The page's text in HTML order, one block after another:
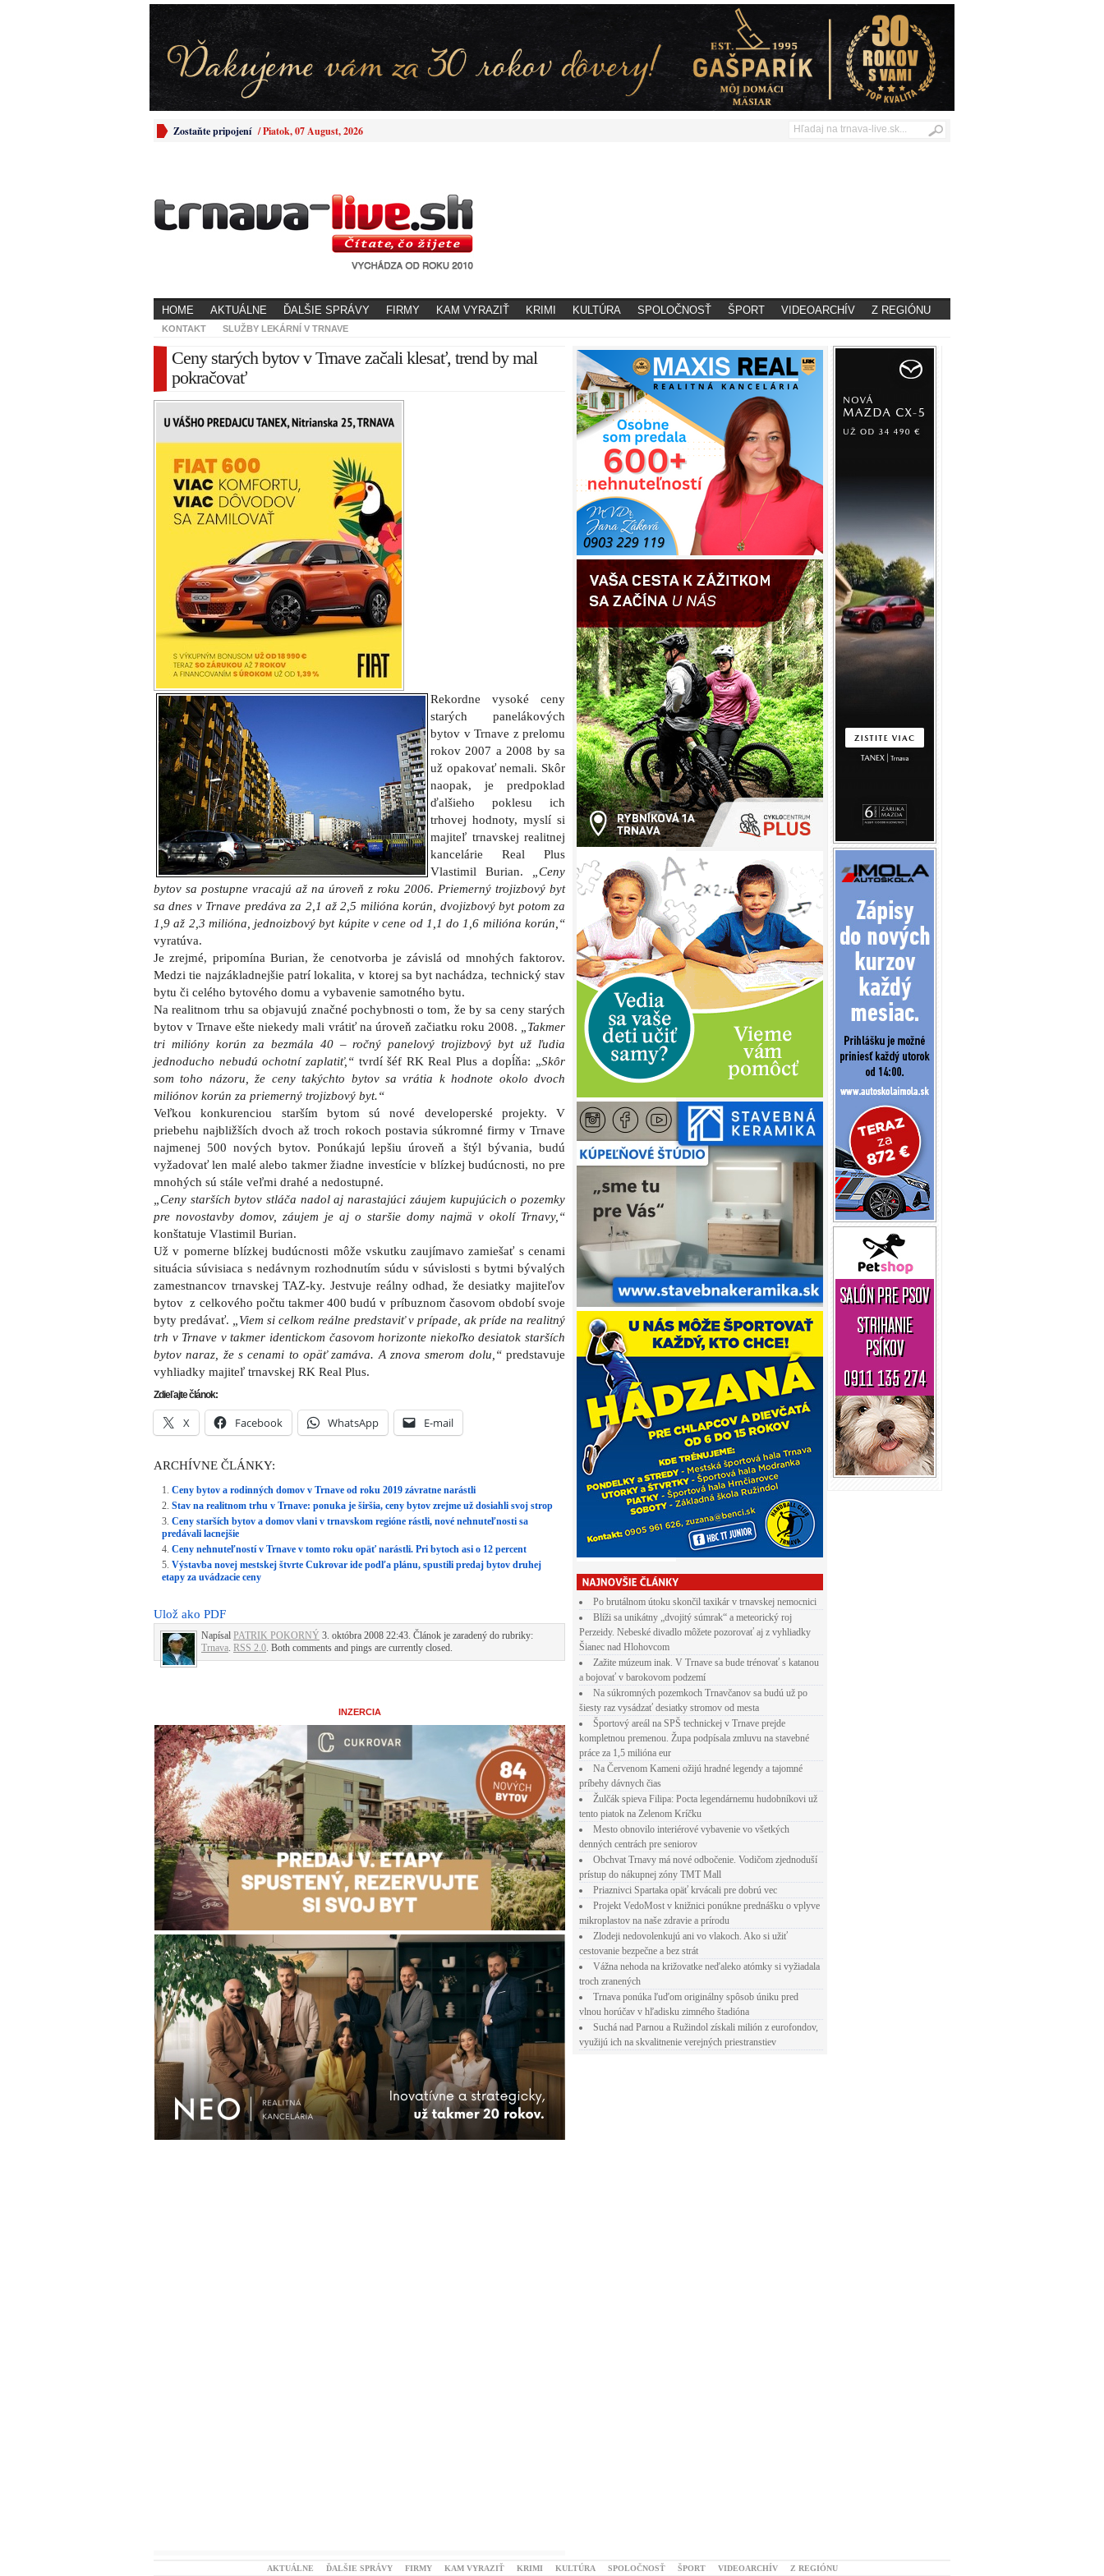
Zostaňte pripojení /Piatok, 07 August, 2026
HOME AKTUÁLNE ĎALŠIE SPRÁVY FIRMY KAM VYRAZIŤ KRIMI KULTÚRA SPOLOČNOSŤ ŠPORT VIDEOARCHÍV Z REGIÓNU
KONTAKT SLUŽBY LEKÁRNÍ V TRNAVE
Ceny starých bytov v Trnave začali klesať, trend by mal
pokračovať
Rekordne vysoké ceny
starých panelákových
bytov v Trnave z prelomu
rokov 2007 a 2008 by sa
už opakovať nemali. Skôr
naopak, je predpoklad
ďalšieho poklesu ich
trhovej hodnoty, myslí si
majiteľ trnavskej realitnej
kancelárie Real Plus
Vlastimil Burian.
„Ceny
bytov sa postupne vracajú až na úroveň z roku 2006. Priemerný trojizbový byt
sa dnes v Trnave predáva za 2,1 až 2,5 milióna korún, dvojizbový byt potom za
1,9 až 2,3 milióna, jednoizbový byt kúpite v cene od 1,1 do 1,6 milióna korún,“
vyratúva.
Je zrejmé, pripomína Burian, že cenotvorba je závislá od mnohých faktorov.
Medzi tie najzákladnejšie patrí lokalita, v ktorej sa byt nachádza, technický stav
bytu či celého bytového domu a vybavenie samotného bytu.
Na realitnom trhu sa objavujú značné pochybnosti o tom, že by sa ceny starých
bytov v Trnave ešte niekedy mali vrátiť na úroveň začiatku roku 2008.
„Takmer
tri milióny korún za bezmála 40 – ročný panelový trojizbový byt už ľudia
jednoducho nebudú ochotní zaplatiť,“tvrdí šéf RK Real Plus a dopĺňa: „Skôr
som toho názoru, že ceny takýchto bytov sa vrátia k hodnote okolo dvoch
miliónov korún za priemerný trojizbový byt.“
Veľkou konkurenciou starším bytom sú nové developerské projekty. V
priebehu najbližších dvoch až troch rokoch postavia súkromné firmy v Trnave
najmenej 500 nových bytov. Ponúkajú lepšiu úroveň a štýl bývania, budú
vyžadovať len malé alebo takmer žiadne investície v blízkej budúcnosti, no pre
mnohých sú stále veľmi drahé a nedostupné.
„Ceny starších bytov stláča nadol aj narastajúci záujem kupujúcich o pozemky
pre novostavby domov, záujem je aj o staršie domy najmä v okolí Trnavy,“
konštatuje Vlastimil Burian.
Už v pomerne blízkej budúcnosti môže vskutku zaujímavo zamiešať s cenami
situácia súvisiaca s nedávnym rozhodnutím súdu v súvislosti s bytmi bývalých
zamestnancov trnavskej TAZ-ky. Jestvuje reálny odhad, že desiatky majiteľov
bytov z celkového počtu takmer 400 budú v príbuznom časovom období svoje
byty predávať.
„Viem si celkom reálne predstaviť v prípade, ak príde na realitný
trh v Trnave v takmer identickom časovom horizonte niekoľko desiatok starších
bytov naraz, že s cenami to opäť zamáva. A znova smerom dolu,“predstavuje
vyhliadky majiteľ trnavskej RK Real Plus.
Zdieľajte článok:
X Facebook WhatsApp E-mail
ARCHÍVNE ČLÁNKY:
Ceny bytov a rodinných domov v Trnave od roku 2019 závratne narástli
Stav na realitnom trhu v Trnave: ponuka je širšia, ceny bytov zrejme už dosiahli svoj strop
Ceny starších bytov a domov vlani v trnavskom regióne rástli, nové nehnuteľnosti sa
predávali lacnejšie
Ceny nehnuteľností v Trnave v tomto roku opäť narástli. Pri bytoch asi o 12 percent
Výstavba novej mestskej štvrte Cukrovar ide podľa plánu, spustili predaj bytov druhej
etapy za uvádzacie ceny
Ulož ako PDF
Napísal PATRIK POKORNÝ 3. októbra 2008 22:43. Článok je zaradený do rubriky:
Trnava. RSS 2.0. Both comments and pings are currently closed.
INZERCIA
Po brutálnom útoku skončil taxikár v trnavskej nemocnici
Blíži sa unikátny „dvojitý súmrak“ a meteorický roj
Perzeidy. Nebeské divadlo môžete pozorovať aj z vyhliadky
Šianec nad Hlohovcom
Zažite múzeum inak. V Trnave sa bude trénovať s katanou
a bojovať v barokovom podzemí
Na súkromných pozemkoch Trnavčanov sa budú už po
šiesty raz vysádzať desiatky stromov od mesta
Športový areál na SPŠ technickej v Trnave prejde
kompletnou premenou. Župa podpísala zmluvu na stavebné
práce za 1,5 milióna eur
Na Červenom Kameni ožijú hradné legendy a tajomné
príbehy dávnych čias
Žulčák spieva Filipa: Pocta legendárnemu hudobníkovi už
tento piatok na Zelenom Kríčku
Mesto obnovilo interiérové vybavenie vo všetkých
denných centrách pre seniorov
Obchvat Trnavy má nové odbočenie. Vodičom zjednoduší
prístup do nákupnej zóny TMT Mall
Priaznivci Spartaka opäť krvácali pre dobrú vec
Projekt VedoMost v knižnici ponúkne prednášku o vplyve
mikroplastov na naše zdravie a prírodu
Zlodeji nedovolenkujú ani vo vlakoch. Ako si užiť
cestovanie bezpečne a bez strát
Vážna nehoda na križovatke neďaleko atómky si vyžiadala
troch zranených
Trnava ponúka ľuďom originálny spôsob úniku pred
vlnou horúčav v hľadisku zimného štadióna
Suchá nad Parnou a Ružindol získali milión z eurofondov,
využijú ich na skvalitnenie verejných priestranstiev
AKTUÁLNE ĎALŠIE SPRÁVY FIRMY KAM VYRAZIŤ KRIMI KULTÚRA SPOLOČNOSŤ ŠPORT VIDEOARCHÍV Z REGIÓNU